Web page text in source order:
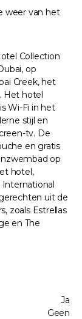
weer van het
Collection
op
Creek, het
Het hotel
Wi-Fi in het
stijl en
tv. De
en gratis
op
hotel,
International
uit de
zoals Estrellas
en The
Ja
Geen